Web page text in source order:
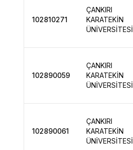
102810271
ÇANKIRI
KARATEKİN
ÜNİVERSİTESİ
102890059
ÇANKIRI
KARATEKİN
ÜNİVERSİTESİ
102890061
ÇANKIRI
KARATEKİN
ÜNİVERSİTESİ